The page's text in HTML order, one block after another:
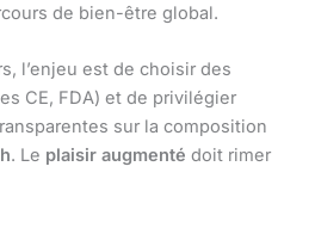
de bien-être global.
l’enjeu est de choisir des
CE, FDA) et de privilégier
sur la composition
. Le plaisir augmenté doit rimer